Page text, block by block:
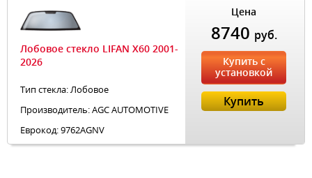
Лобовое стекло LIFAN X60 2001-
2026
Тип стекла: Лобовое
Производитель: AGC AUTOMOTIVE
Еврокод: 9762AGNV
Цена
8740 руб.
Купить с
установкой
Купить